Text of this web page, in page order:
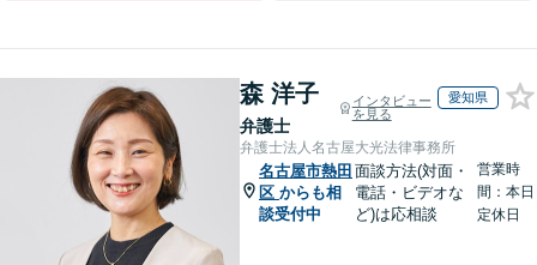
森 洋子
弁護士
インタビュー
を見る
愛知県
弁護士法人名古屋大光法律事務所
名古屋市熱田
区 からも相
談受付中
面談方法(対面・
電話・ビデオな
ど)は応相談
営業時
間：本日
定休日